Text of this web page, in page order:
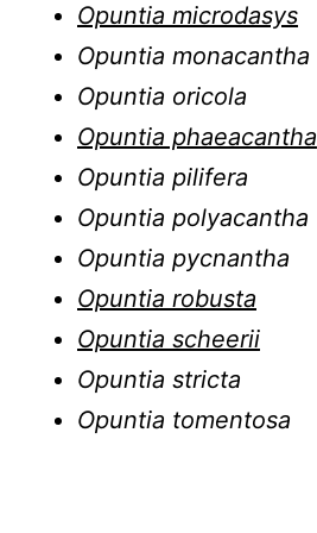
Opuntia microdasys
Opuntia monacantha
Opuntia oricola
Opuntia phaeacantha
Opuntia pilifera
Opuntia polyacantha
Opuntia pycnantha
Opuntia robusta
Opuntia scheerii
Opuntia stricta
Opuntia tomentosa